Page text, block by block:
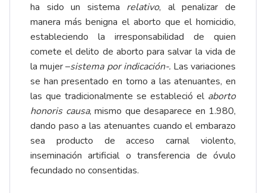
ha sido un sistema relativo, al penalizar de
manera más benigna el aborto que el homicidio,
estableciendo la irresponsabilidad de quien
comete el delito de aborto para salvar la vida de
la mujer –sistema por indicación-. Las variaciones
se han presentado en torno a las atenuantes, en
las que tradicionalmente se estableció el aborto
honoris causa, mismo que desaparece en 1.980,
dando paso a las atenuantes cuando el embarazo
sea producto de acceso carnal violento,
inseminación artificial o transferencia de óvulo
fecundado no consentidas.